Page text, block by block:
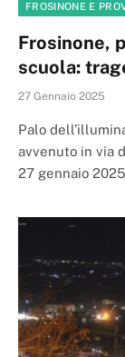
FROSINONE E
Frosinone,
scuola:
27 Gennaio 2025
Palo
avvenuto in via
27 gennaio